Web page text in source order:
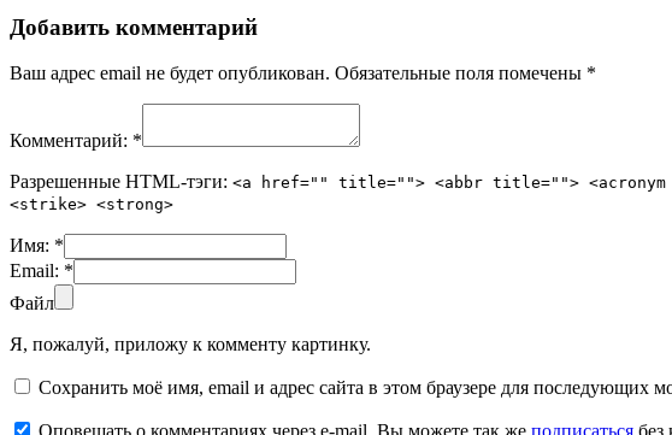
Добавить комментарий
Ваш адрес email не будет опубликован. Обязательные поля помечены *
Комментарий: *
Разрешенные HTML-тэги: <a href="" title=""> <abbr title=""> <acronym
<strike> <strong>
Имя: *
Email: *
Файл
Я, пожалуй, приложу к комменту картинку.
Сохранить моё имя, email и адрес сайта в этом браузере для последующих